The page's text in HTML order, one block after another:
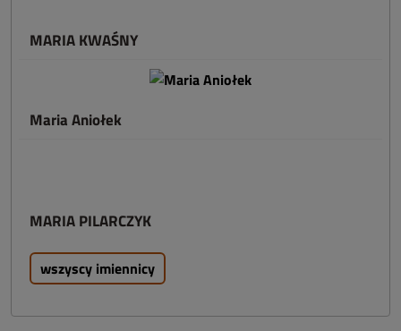
MARIA KWAŚNY
Maria Aniołek
MARIA PILARCZYK
wszyscy imiennicy